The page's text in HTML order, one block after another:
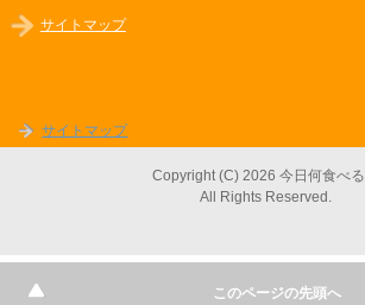
サイトマップ
サイトマップ
Copyright (C) 2026 今日何食べる
All Rights Reserved.
このページの先頭へ